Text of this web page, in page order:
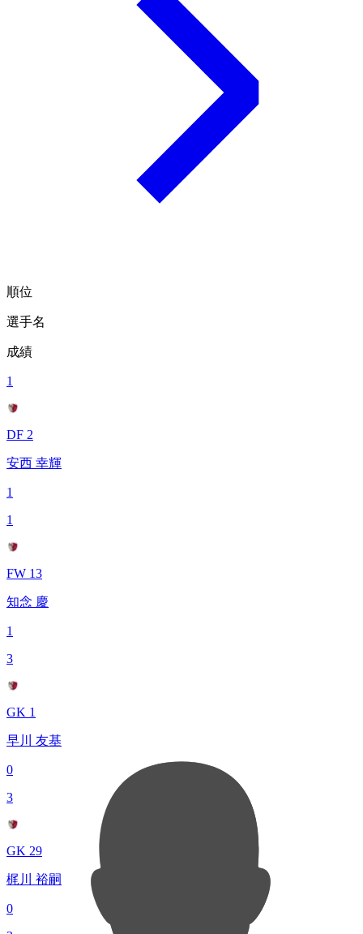
順位
選手名
成績
1
DF 2
安西 幸輝
1
1
FW 13
知念 慶
1
3
GK 1
早川 友基
0
3
GK 29
梶川 裕嗣
0